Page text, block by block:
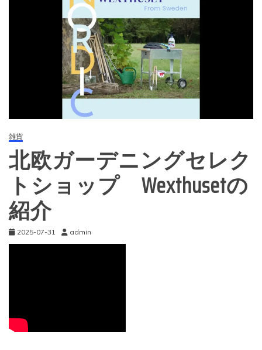
雑貨
北欧ガーデニングセレク
トショップ Wexthusetの
紹介
2025-07-31 admin